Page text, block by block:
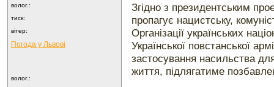
волог.:
тиск:
вітер:
Погода у Львові
волог.:
Згідно з президентським
пропагує нацистську,
Організації українських
Української повстанської
застосування насильства
життя, підлягатиме